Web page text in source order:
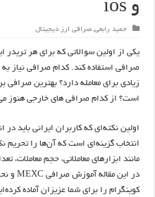
و ios
حمید رابعی,صرافی ارز دیجیتال
یکی از اولین سوالاتی که برای هر
صرافی استفاده کند. کدام صرافی نیاز
زیادی برای معامله دارد؟ بهترین صرافی
است؟ از کدام صرافی های خارجی هنوز
اولین نکته‌ای که کاربران ایرانی باید
انتخاب گزینه‌ای است که آن‌ها را تحریم
مانند ابزارهای معاملاتی، حجم معاملات،
کوینگرام را برای شما عزیزان آماده